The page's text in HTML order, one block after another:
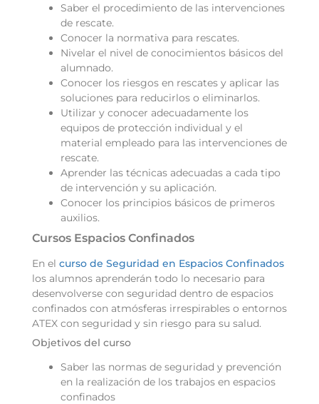
Saber el procedimiento de las intervenciones
de rescate.
Conocer la normativa para rescates.
Nivelar el nivel de conocimientos básicos del
alumnado.
Conocer los riesgos en rescates y aplicar las
soluciones para reducirlos o eliminarlos.
Utilizar y conocer adecuadamente los
equipos de protección individual y el
material empleado para las intervenciones de
rescate.
Aprender las técnicas adecuadas a cada tipo
de intervención y su aplicación.
Conocer los principios básicos de primeros
auxilios.
Cursos Espacios Confinados
En el curso de Seguridad en Espacios Confinados
los alumnos aprenderán todo lo necesario para
desenvolverse con seguridad dentro de espacios
confinados con atmósferas irrespirables o entornos
ATEX con seguridad y sin riesgo para su salud.
Objetivos del curso
Saber las normas de seguridad y prevención
en la realización de los trabajos en espacios
confinados